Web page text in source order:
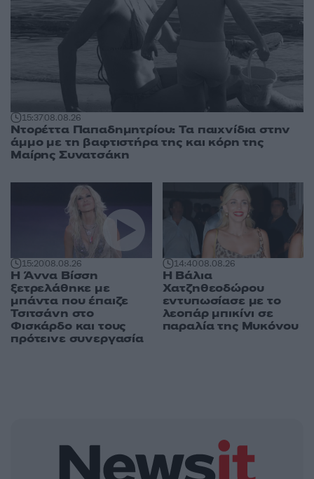
15:3708.08.26
Ντορέττα Παπαδημητρίου: Τα παιχνίδια στην
άμμο με τη βαφτιστήρα της και κόρη της
Μαίρης Συνατσάκη
15:2008.08.26
Η Άννα Βίσση
ξετρελάθηκε με
μπάντα που έπαιζε
Τσιτσάνη στο
Φισκάρδο και τους
πρότεινε συνεργασία
14:4008.08.26
Η Βάλια
Χατζηθεοδώρου
εντυπωσίασε με το
λεοπάρ μπικίνι σε
παραλία της Μυκόνου